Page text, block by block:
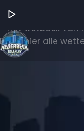
Het wetboek van
Bekijk hier alle